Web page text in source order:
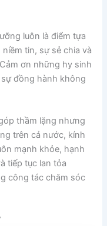
luôn là điểm tựa
tin, sự sẻ chia và
ơn những hy sinh
đồng hành không
thầm lặng nhưng
trên cả nước, kính
mạnh khỏe, hạnh
tiếp tục lan tỏa
công tác chăm sóc